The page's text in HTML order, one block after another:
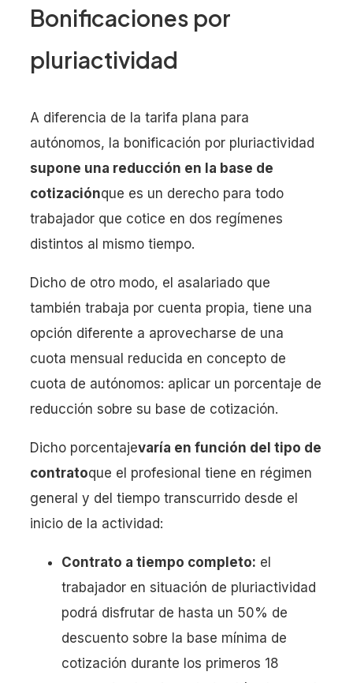
Bonificaciones por
pluriactividad
A diferencia de la tarifa plana para
autónomos, la bonificación por pluriactividad
supone una reducción en la base de
cotizaciónque es un derecho para todo
trabajador que cotice en dos regímenes
distintos al mismo tiempo.
Dicho de otro modo, el asalariado que
también trabaja por cuenta propia, tiene una
opción diferente a aprovecharse de una
cuota mensual reducida en concepto de
cuota de autónomos: aplicar un porcentaje de
reducción sobre su base de cotización.
Dicho porcentajevaría en función del tipo de
contratoque el profesional tiene en régimen
general y del tiempo transcurrido desde el
inicio de la actividad:
Contrato a tiempo completo: el
trabajador en situación de pluriactividad
podrá disfrutar de hasta un 50% de
descuento sobre la base mínima de
cotización durante los primeros 18